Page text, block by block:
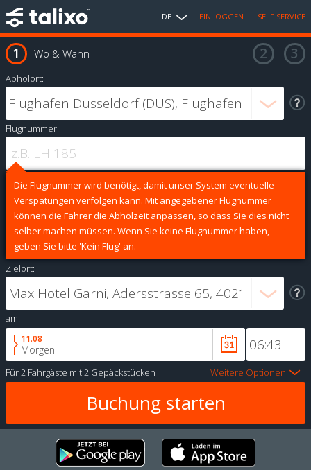
DE EINLOGGEN SELF SERVICE
Wo & Wann
Abholort:
Flugnummer:
Die Flugnummer wird benötigt, damit unser System eventuelle
Verspätungen verfolgen kann. Mit angegebener Flugnummer
können die Fahrer die Abholzeit anpassen, so dass Sie dies nicht
selber machen müssen. Wenn Sie keine Flugnummer haben,
geben Sie bitte 'Kein Flug' an.
Zielort:
am:
11.08
Morgen
Für2 Fahrgäste mit2 Gepäckstücken Weitere Optionen